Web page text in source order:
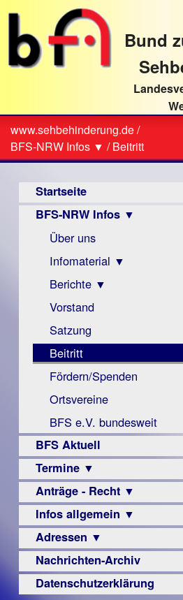
direkt
Textinhalt
Bund
Sie
sind
hier
www.sehbehinderung.de/
BFS-NRW Infos ▼ /Beitritt
Startseite
BFS-NRW Infos ▼
Über uns
Infomaterial ▼
Visus
Zeitschrift
Monokular
Mac
Instagram-
Links
Berichte ▼
Archiv
Berichte
Vorstand
Satzung
Beitritt
Fördern/Spenden
Ortsvereine
BFS e.V. bundesweit
BFS Aktuell
Termine ▼
Veranstaltungsprogramme
Anträge - Recht ▼
Archiv
Urteile
Infos allgemein ▼
Sehbehinderung
Frühförderung
Schule
Adressen ▼
Augenoptiker
Berufsbildungswerke
Nachrichten-Archiv
Datenschutzerklärung